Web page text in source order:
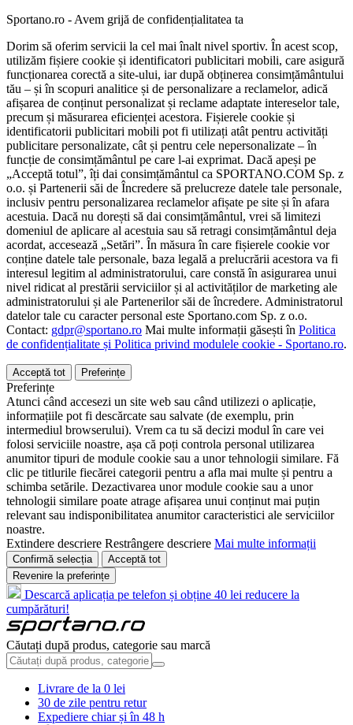
Sportano.ro - Avem grijă de confidențialitatea ta
Dorim să oferim servicii la cel mai înalt nivel sportiv. În acest scop,
utilizăm fișiere cookie și identificatori publicitari mobili, care asigură
funcționarea corectă a site-ului, iar după obținerea consimțământului
tău – și în scopuri analitice și de personalizare a reclamelor, adică
afișarea de conținut personalizat și reclame adaptate intereselor tale,
precum și măsurarea eficienței acestora. Fișierele cookie și
identificatorii publicitari mobili pot fi utilizați atât pentru activități
publicitare personalizate, cât și pentru cele nepersonalizate – în
funcție de consimțământul pe care l-ai exprimat. Dacă apeși pe
„Acceptă totul”, îți dai consimțământul ca SPORTANO.COM Sp. z
o.o. și Partenerii săi de Încredere să prelucreze datele tale personale,
inclusiv pentru personalizarea reclamelor afișate pe site și în afara
acestuia. Dacă nu dorești să dai consimțământul, vrei să limitezi
domeniul de aplicare al acestuia sau să retragi consimțământul deja
acordat, accesează „Setări”. În măsura în care fișierele cookie vor
conține datele tale personale, baza legală a prelucrării acestora va fi
interesul legitim al administratorului, care constă în asigurarea unui
nivel ridicat al prestării serviciilor și al activităților de marketing ale
administratorului și ale Partenerilor săi de încredere. Administratorul
datelor tale cu caracter personal este Sportano.com Sp. z o.o.
Contact: gdpr@sportano.ro Mai multe informații găsești în Politica
de confidențialitate și Politica privind modulele cookie - Sportano.ro.
Acceptă tot Preferințe
Preferințe
Atunci când accesezi un site web sau când utilizezi o aplicație,
informațiile pot fi descărcate sau salvate (de exemplu, prin
intermediul browserului). Vrem ca tu să decizi modul în care vei
folosi serviciile noastre, așa că poți controla personal utilizarea
anumitor tipuri de module cookie sau a unor tehnologii similare. Fă
clic pe titlurile fiecărei categorii pentru a afla mai multe și pentru a
schimba setările. Dezactivarea unor module cookie sau a unor
tehnologii similare poate atrage afișarea unui conținut mai puțin
relevant sau indisponibilitatea anumitor caracteristici ale serviciilor
noastre.
Extindere descriere Restrângere descriere Mai multe informații
Confirmă selecția
Acceptă tot
Revenire la preferințe
Descarcă aplicația pe telefon și obține 40 lei reducere la
cumpărături!
Căutați după produs, categorie sau marcă
Livrare de la 0 lei
30 de zile pentru retur
Expediere chiar și în 48 h